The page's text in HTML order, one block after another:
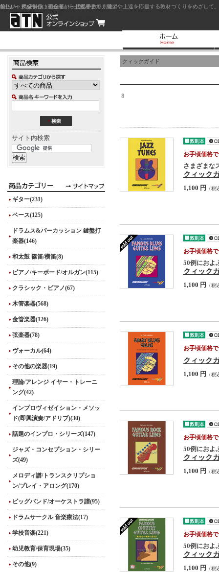
ジャズを中心に初心者から上級者まで、練習や上達を応援する教材づくりをめざし
サイト内検索
ギター(231)
ベース(125)
ドラムス&パーカッション 鍵盤打
楽器(146)
和太鼓 篠笛/横笛(8)
ピアノ/キーボード/オルガン(115)
クラシック・ピアノ(67)
木管楽器(568)
金管楽器(126)
弦楽器(78)
ヴォーカル(64)
その他の楽器(19)
理論/アレンジ イヤー・トレーニ
ング(42)
インプロヴィゼイション・メソッ
ド(即興演奏/アドリブ)(30)
話題のインプロ・シリーズ(147)
ジャズ・コンセプション・シリー
ズ(49)
メロディ譜/トランスクリプショ
ン/プレイ・アロング(170)
ビッグバンド/オーケストラ譜(95)
ドラムサークル 音楽療法(17)
学校音楽(221)
幼児教育/保育現場(35)
その他(9)
クィックガイド
8
お手頃価格
さまざまな
クィック
1,100 円 （税
お手頃価格
50例におよ
クィック
1,100 円 （税
お手頃価格
クィック
1,100 円 （税
お手頃価格
50例におよ
クィック
1,100 円 （税
お手頃価格
50例におよ
クィック
1,100 円 （税
前払い：クレジットカード（一括払い）
後払い：代金引換（現金払い・代引手数料別途）
前払い：PayPay